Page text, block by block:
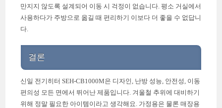
만지지 않도록 설계되어 이동 시 걱정이 없습니다. 평소 거실에서
사용하다가 주방으로 옮길 때 편리하기 이보다 더 좋을 수 없답니
다.
결론
신일 전기히터 SEH-CB1000M은 디자인, 난방 성능, 안전성, 이동
편의성 모든 면에서 뛰어난 제품입니다. 겨울철 추위에 대비하기
위해 정말 필요한 아이템이라고 생각해요. 가정용은 물론 매장용